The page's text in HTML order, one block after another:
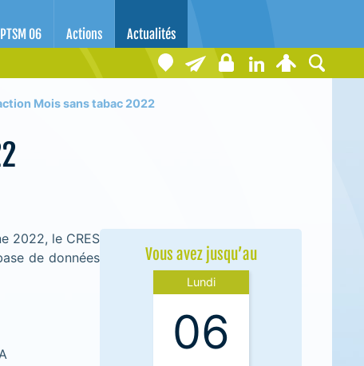
PTSM 06 Actions Actualités
Mois sans tabac 2022
2022, le CRES
de données
Vous avez jusqu’au
Lundi
06